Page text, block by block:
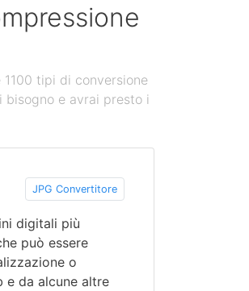
tipi di conversione
e avrai presto i
JPG Convertitore
digitali più
può essere
o
e da alcune altre